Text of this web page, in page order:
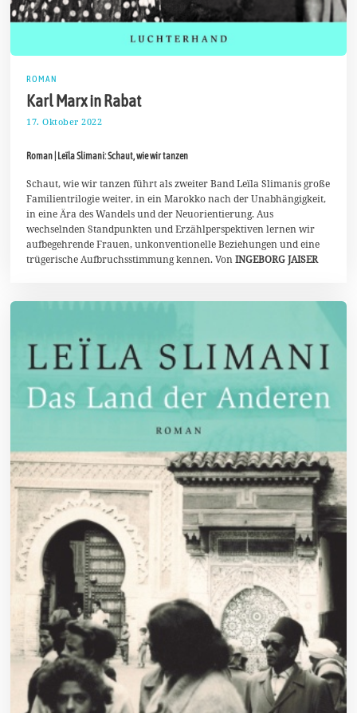
ROMAN
Karl Marx in Rabat
17. Oktober 2022
O
t
b
e
r
2
2
Roman | Leïla Slimani: Schaut, wie wir tanzen
Schaut, wie wir tanzen führt als zweiter Band Leïla Slimanis große
Familientrilogie weiter, in ein Marokko nach der Unabhängigkeit,
in eine Ära des Wandels und der Neuorientierung. Aus
wechselnden Standpunkten und Erzählperspektiven lernen wir
aufbegehrende Frauen, unkonventionelle Beziehungen und eine
trügerische Aufbruchsstimmung kennen. VonINGEBORG JAISER